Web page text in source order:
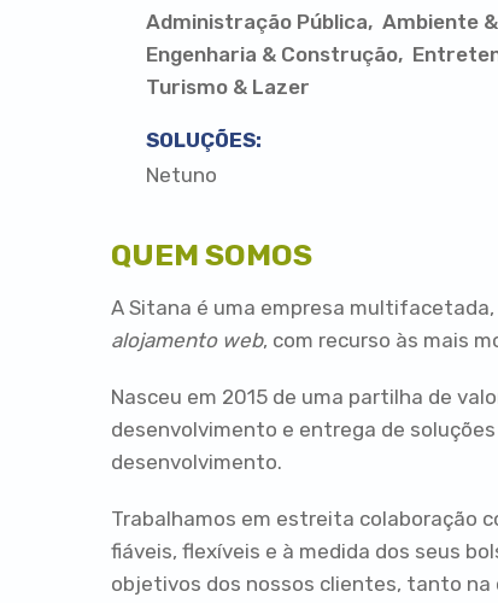
Administração Pública
Ambiente
Engenharia & Construção
Turismo & Lazer
SOLUÇÕES:
Netuno
QUEM SOMOS
A Sitana é uma empresa
alojamento web, com recurso às mais
Nasceu em 2015 de uma partilha de
desenvolvimento e entrega de
desenvolvimento.
Trabalhamos em estreita colaboração
fiáveis, flexíveis e à medida dos seus
objetivos dos nossos clientes, tanto na